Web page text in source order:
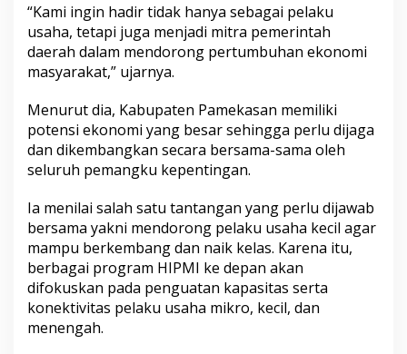
“Kami ingin hadir tidak hanya sebagai pelaku
usaha, tetapi juga menjadi mitra pemerintah
daerah dalam mendorong pertumbuhan ekonomi
masyarakat,” ujarnya.
Menurut dia, Kabupaten Pamekasan memiliki
potensi ekonomi yang besar sehingga perlu dijaga
dan dikembangkan secara bersama-sama oleh
seluruh pemangku kepentingan.
Ia menilai salah satu tantangan yang perlu dijawab
bersama yakni mendorong pelaku usaha kecil agar
mampu berkembang dan naik kelas. Karena itu,
berbagai program HIPMI ke depan akan
difokuskan pada penguatan kapasitas serta
konektivitas pelaku usaha mikro, kecil, dan
menengah.